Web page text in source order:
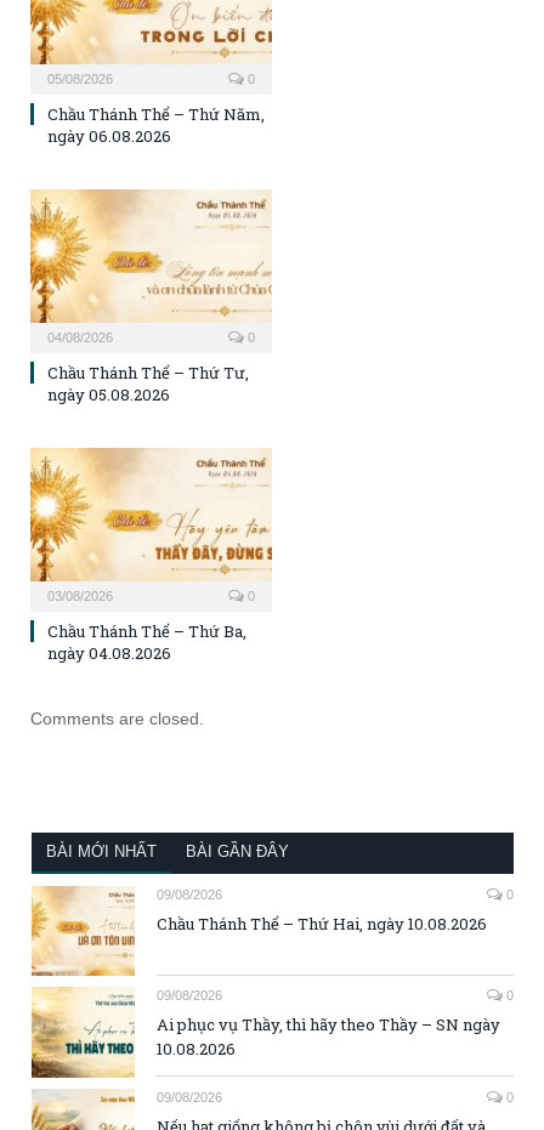
05/08/2026 0
Chầu Thánh Thể – Thứ Năm,
ngày 06.08.2026
04/08/2026 0
Chầu Thánh Thể – Thứ Tư,
ngày 05.08.2026
03/08/2026 0
Chầu Thánh Thể – Thứ Ba,
ngày 04.08.2026
Comments are closed.
BÀI MỚI NHẤT BÀI GẦN ĐÂY
09/08/2026 0
Chầu Thánh Thể – Thứ Hai, ngày 10.08.2026
09/08/2026 0
Ai phục vụ Thầy, thì hãy theo Thầy – SN ngày
10.08.2026
09/08/2026 0